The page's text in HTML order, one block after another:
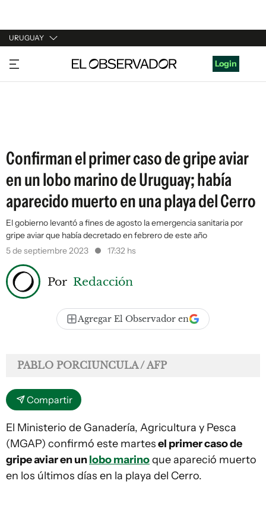
URUGUAY
URUGUAY
ARGENTINA
Login
Confirman el primer caso de gripe aviar
en un lobo marino de Uruguay; había
aparecido muerto en una playa del Cerro
El gobierno levantó a fines de agosto la emergencia sanitaria por
gripe aviar que había decretado en febrero de este año
5 de septiembre 2023
17:32 hs
Por Redacción
Agregar El Observador en
PABLO PORCIUNCULA / AFP
Compartir
El Ministerio de Ganadería, Agricultura y Pesca
(MGAP) confirmó este martesel primer caso de
gripe aviar en unlobo marinoque apareció muerto
en los últimos días en la playa del Cerro.